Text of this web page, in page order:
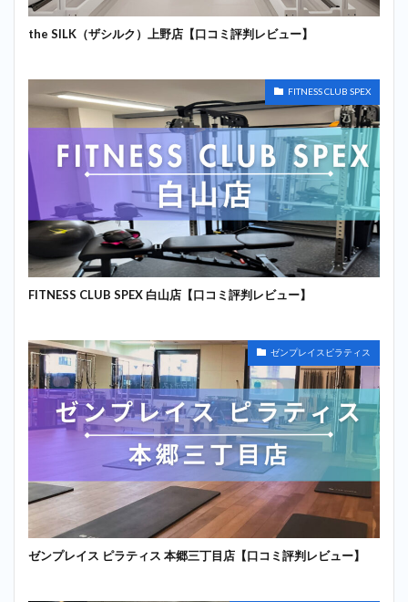
the SILK（ザシルク）上野店【口コミ評判レビュー】
FITNESS CLUB SPEX
FITNESS CLUB SPEX 白山店【口コミ評判レビュー】
ゼンプレイスピラティス
ゼンプレイス ピラティス 本郷三丁目店【口コミ評判レビュー】